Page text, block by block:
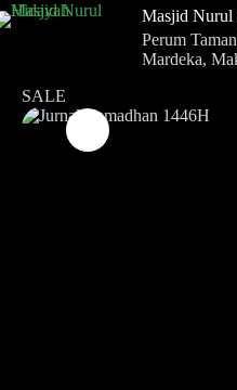
Masjid Nurul
Perum
Mardeka,
SALE